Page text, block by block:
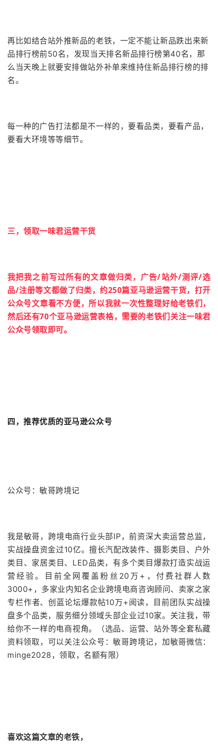
再比如结合站外推新品的老铁，一定不能让新品跌出来新
品排行榜前50名，发现当天排名新品排行榜第40名，那
么当天晚上就要安排做站外补单来维持住新品排行榜的排
名。
每一种的广告打法都是不一样的，要看品类，要看产品，
要看大环境等等细节。
三，领取一味君运营干货
我把我之前写过所有的文章做归类，广告/站外/测评/选
品/注册等文都做了归类，约250篇亚马逊运营干货，打开
公众号文章看不方便，所以我就一次性整理好给老铁们，
然后还有70个亚马逊运营表格，需要的老铁们关注一味君
公众号领取即可。
四，推荐优质的亚马逊公众号
公众号：敏哥跨境记
我是敏哥，跨境电商行业头部IP，前资深大卖运营总监，
实战操盘资金过10亿。擅长汽配改装件、摄影类目、户外
类目、家居类目、LED品类，有多个类目爆款打造实战运
营经验。目前全网覆盖粉丝20万+，付费社群人数
3000+，多家业内知名企业跨境电商咨询顾问、卖家之家
专栏作者、创蓝论坛爆款帖10万+阅读，目前团队实战操
盘多个品类，服务细分领域头部企业过10家。关注我，带
给你不一样的电商视角。（选品、运营、站外等全套私藏
资料领取，可以关注公众号：敏哥跨境记，加敏哥微信：
minge2028，领取，名额有限）
喜欢这篇文章的老铁，